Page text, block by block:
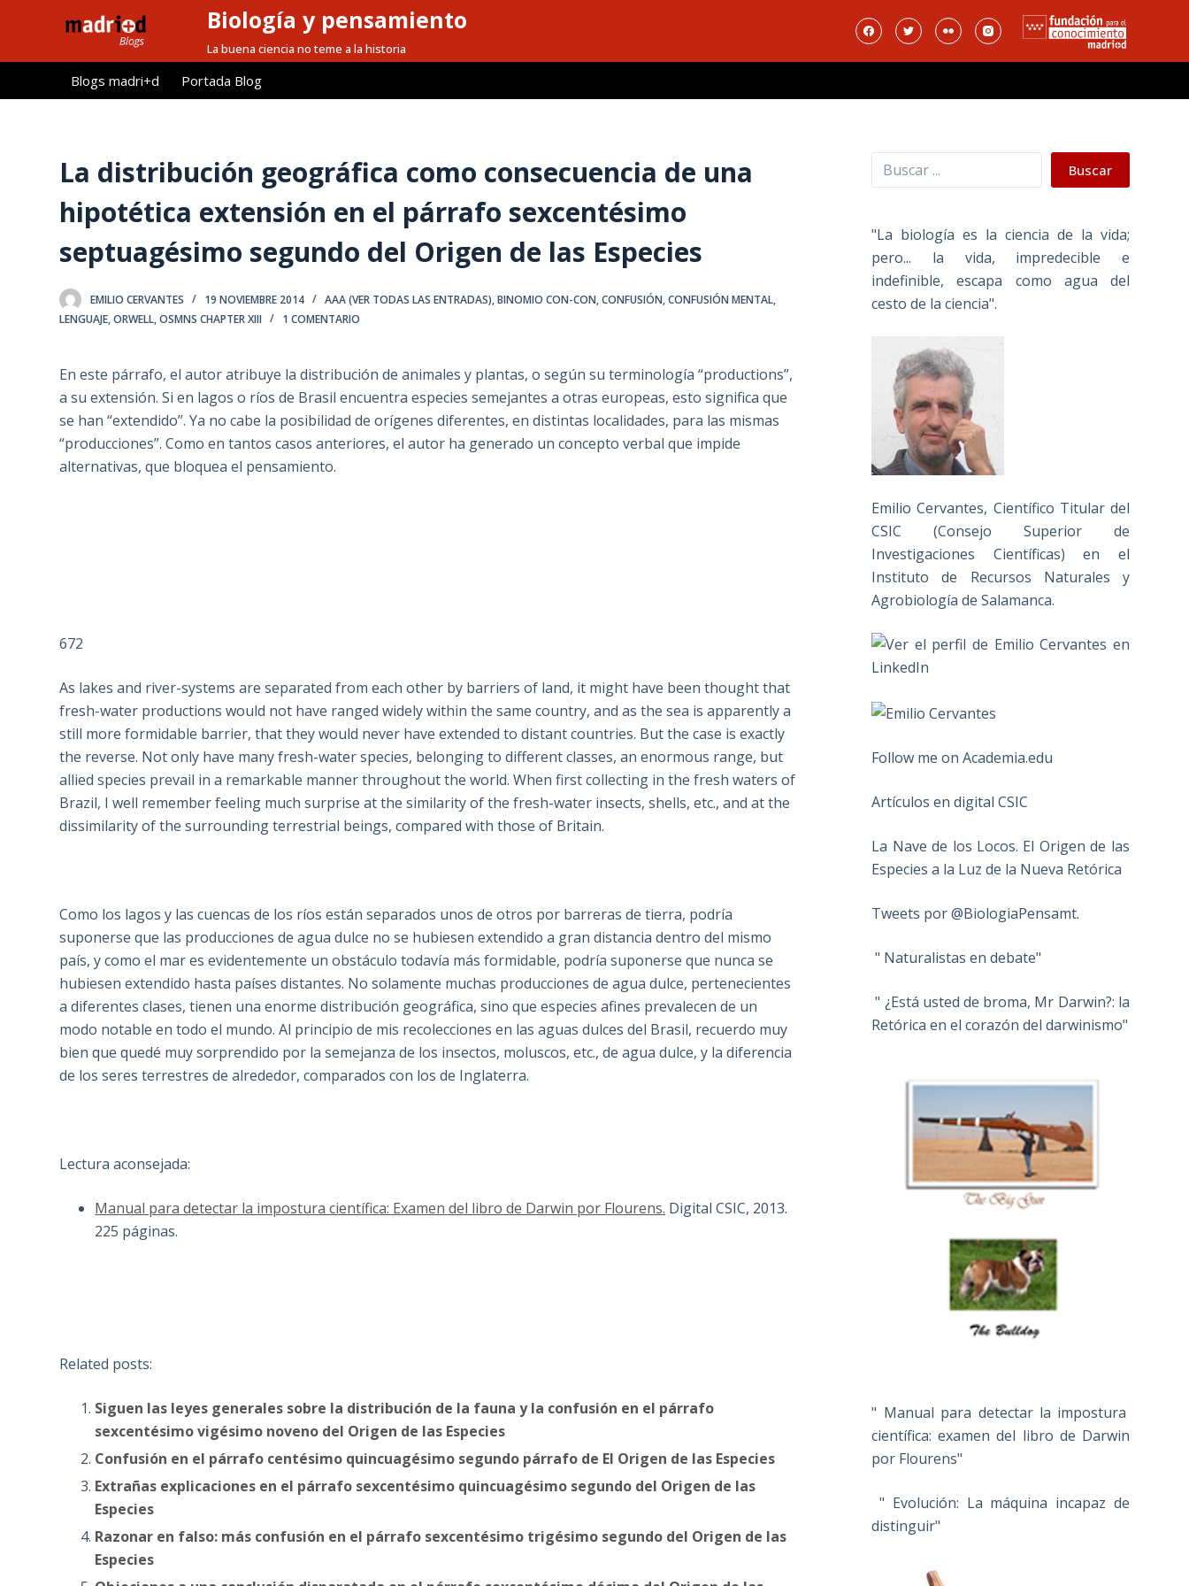
l
Biología y pensamiento
La buena ciencia no teme a la historia
Blogs madri+d Portada Blog
La distribución geográfica como consecuencia de una
hipotética extensión en el párrafo sexcentésimo
septuagésimo segundo del Origen de las Especies
EMILIO CERVANTES 19 NOVIEMBRE 2014 AAA (VER TODAS LAS ENTRADAS),BINOMIO CON-CON,CONFUSIÓN,CONFUSIÓN MENTAL,
LENGUAJE,ORWELL,OSMNS CHAPTER XIII 1 COMENTARIO
En este párrafo, el autor atribuye la distribución de animales y plantas, o según su terminología “productions”,
a su extensión. Si en lagos o ríos de Brasil encuentra especies semejantes a otras europeas, esto significa que
se han “extendido”. Ya no cabe la posibilidad de orígenes diferentes, en distintas localidades, para las mismas
“producciones”. Como en tantos casos anteriores, el autor ha generado un concepto verbal que impide
alternativas, que bloquea el pensamiento.
672
As lakes and river-systems are separated from each other by barriers of land, it might have been thought that
fresh-water productions would not have ranged widely within the same country, and as the sea is apparently a
still more formidable barrier, that they would never have extended to distant countries. But the case is exactly
the reverse. Not only have many fresh-water species, belonging to different classes, an enormous range, but
allied species prevail in a remarkable manner throughout the world. When first collecting in the fresh waters of
Brazil, I well remember feeling much surprise at the similarity of the fresh-water insects, shells, etc., and at the
dissimilarity of the surrounding terrestrial beings, compared with those of Britain.
Como los lagos y las cuencas de los ríos están separados unos de otros por barreras de tierra, podría
suponerse que las producciones de agua dulce no se hubiesen extendido a gran distancia dentro del mismo
país, y como el mar es evidentemente un obstáculo todavía más formidable, podría suponerse que nunca se
hubiesen extendido hasta países distantes. No solamente muchas producciones de agua dulce, pertenecientes
a diferentes clases, tienen una enorme distribución geográfica, sino que especies afines prevalecen de un
modo notable en todo el mundo. Al principio de mis recolecciones en las aguas dulces del Brasil, recuerdo muy
bien que quedé muy sorprendido por la semejanza de los insectos, moluscos, etc., de agua dulce, y la diferencia
de los seres terrestres de alrededor, comparados con los de Inglaterra.
Lectura aconsejada:
Manual para detectar la impostura científica: Examen del libro de Darwin por Flourens. Digital CSIC, 2013.
225 páginas.
Related posts:
Siguen las leyes generales sobre la distribución de la fauna y la confusión en el párrafo
sexcentésimo vigésimo noveno del Origen de las Especies
Confusión en el párrafo centésimo quincuagésimo segundo párrafo de El Origen de las Especies
Extrañas explicaciones en el párrafo sexcentésimo quincuagésimo segundo del Origen de las
Especies
Razonar en falso: más confusión en el párrafo sexcentésimo trigésimo segundo del Origen de las
Especies
Buscar Buscar
"La biología es la ciencia de la vida;
pero... la vida, impredecible e
indefinible, escapa como agua del
cesto de la ciencia".
Emilio Cervantes, Científico Titular del
CSIC (Consejo Superior de
Investigaciones Científicas) en el
Instituto de Recursos Naturales y
Agrobiología de Salamanca.
Follow me on Academia.edu
Artículos en digital CSIC
La Nave de los Locos. El Origen de las
Especies a la Luz de la Nueva Retórica
Tweets por @BiologiaPensamt.
" Naturalistas en debate"
" ¿Está usted de broma, Mr Darwin?: la
Retórica en el corazón del darwinismo"
" Manual para detectar la impostura
científica: examen del libro de Darwin
por Flourens"
" Evolución: La máquina incapaz de
distinguir"